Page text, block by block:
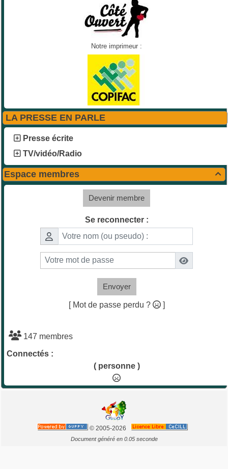
Notre imprimeur :
LA PRESSE EN PARLE
Presse écrite
TV/vidéo/Radio

Espace membres
Devenir membre
Se reconnecter :
Envoyer
[ Mot de passe perdu ? ]
147 membres
Connectés :
( personne )
© 2005-2026
Document généré en 0.05 seconde